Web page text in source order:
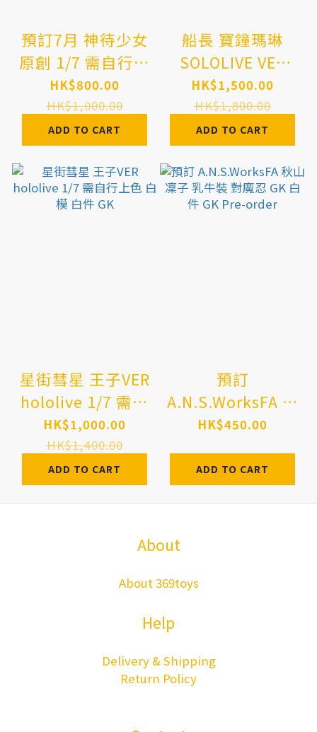
預訂7月 神待少女
原創 1/7 需自行上
色 白模 白件 GK
HK$800.00
HK$1,000.00
ADD TO CART
船長 寶鐘瑪琳
SOLOLIVE VER
hololive 1/7 需自
行上色 白模 白件
GK
HK$1,500.00
HK$1,800.00
ADD TO CART
星街彗星 王子VER
hololive 1/7 需自
行上色 白模 白件
GK
HK$1,000.00
HK$1,400.00
ADD TO CART
預訂
A.N.S.WorksFA 秋
山凜子 乳牛裝 對
Pre-order
HK$450.00
ADD TO CART
About
About 369toys
Help
Delivery & Shipping
Return Policy